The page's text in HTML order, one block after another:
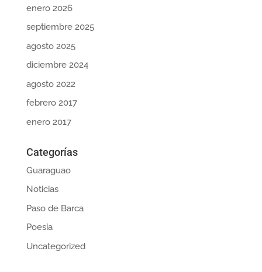
enero 2026
septiembre 2025
agosto 2025
diciembre 2024
agosto 2022
febrero 2017
enero 2017
Categorías
Guaraguao
Noticias
Paso de Barca
Poesía
Uncategorized